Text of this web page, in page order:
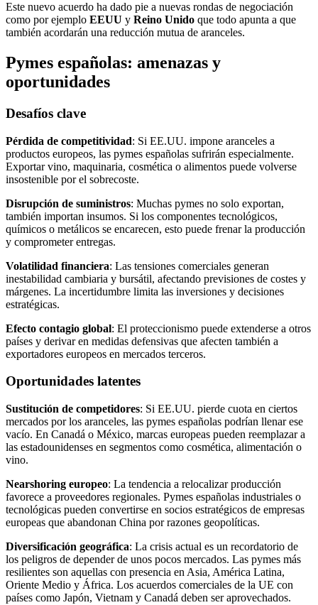
Este nuevo acuerdo ha dado pie a nuevas rondas de negociación
como por ejemplo EEUU y Reino Unido que todo apunta a que
también acordarán una reducción mutua de aranceles.
Pymes españolas: amenazas y
oportunidades
Desafíos clave
Pérdida de competitividad: Si EE.UU. impone aranceles a
productos europeos, las pymes españolas sufrirán especialmente.
Exportar vino, maquinaria, cosmética o alimentos puede volverse
insostenible por el sobrecoste.
Disrupción de suministros: Muchas pymes no solo exportan,
también importan insumos. Si los componentes tecnológicos,
químicos o metálicos se encarecen, esto puede frenar la producción
y comprometer entregas.
Volatilidad financiera: Las tensiones comerciales generan
inestabilidad cambiaria y bursátil, afectando previsiones de costes y
márgenes. La incertidumbre limita las inversiones y decisiones
estratégicas.
Efecto contagio global: El proteccionismo puede extenderse a otros
países y derivar en medidas defensivas que afecten también a
exportadores europeos en mercados terceros.
Oportunidades latentes
Sustitución de competidores: Si EE.UU. pierde cuota en ciertos
mercados por los aranceles, las pymes españolas podrían llenar ese
vacío. En Canadá o México, marcas europeas pueden reemplazar a
las estadounidenses en segmentos como cosmética, alimentación o
vino.
Nearshoring europeo: La tendencia a relocalizar producción
favorece a proveedores regionales. Pymes españolas industriales o
tecnológicas pueden convertirse en socios estratégicos de empresas
europeas que abandonan China por razones geopolíticas.
Diversificación geográfica: La crisis actual es un recordatorio de
los peligros de depender de unos pocos mercados. Las pymes más
resilientes son aquellas con presencia en Asia, América Latina,
Oriente Medio y África. Los acuerdos comerciales de la UE con
países como Japón, Vietnam y Canadá deben ser aprovechados.